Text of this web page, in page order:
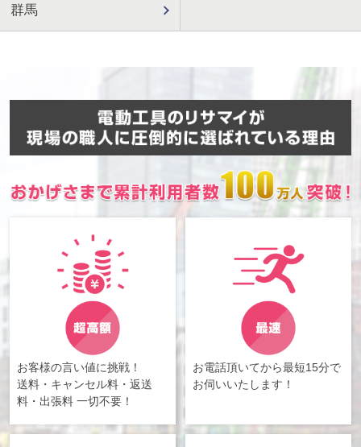
群馬
お客様の言い値に挑戦！
送料・キャンセル料・返送
料・出張料 一切不要！
お電話頂いてから最短15分で
お伺いいたします！